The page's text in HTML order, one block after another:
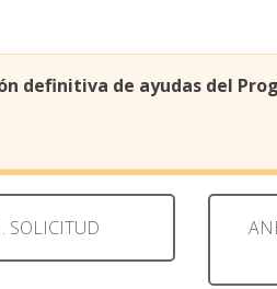
definitiva de ayudas del
SOLICITUD